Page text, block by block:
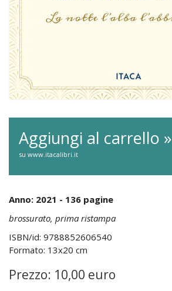
Aggiungi al carrello »
su www.itacalibri.it
Anno: 2021 - 136 pagine
brossurato, prima ristampa
ISBN/id: 9788852606540
Formato: 13x20 cm
Prezzo: 10,00 euro